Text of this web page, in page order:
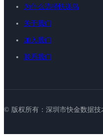
为什么选择快递鸟
关于我们
加入我们
联系我们
© 版权所有：深圳市快金数据技